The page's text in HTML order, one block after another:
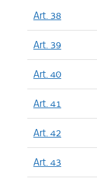
Art. 38
Art. 39
Art. 40
Art. 41
Art. 42
Art. 43